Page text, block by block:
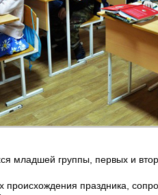
младшей группы, первых и
праздника,